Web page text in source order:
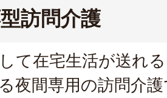
訪問介護
て在宅生活が送れ
夜間専用の訪問介